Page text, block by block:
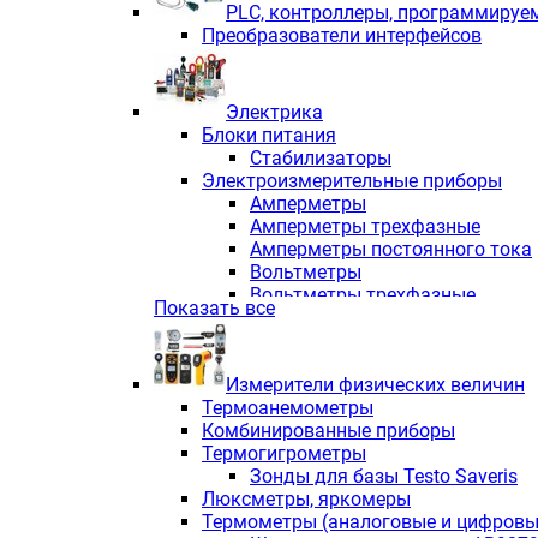
PLС, контроллеры,
Преобразователи интерфейсов
Электрика
Блоки питания
Стабилизаторы
Электроизмерительные приборы
Амперметры
Амперметры трехфазные
Амперметры постоянного тока
Вольтметры
Вольтметры трехфазные
Вольтметры постоянного тока
Индикаторы аналоговых
Измерители COS F
Комбинированные приборы
Комбинированные приборы
Комбинированные приборы
Анализаторы качества
Анализаторы мощности
Показать все
Измерители физических величин
Термоанемометры
Комбинированные приборы
Термогигрометры
Зонды для базы Testo Saveris
Люксметры, яркомеры
Термометры (аналоговые и